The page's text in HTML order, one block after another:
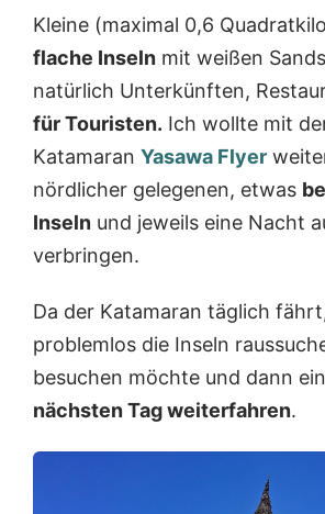
Kleine (maximal 0,6
flache Inseln mit weißen
natürlich Unterkünften,
für Touristen. Ich wollte mit
Katamaran Yasawa Flyer
nördlicher gelegenen, etwas
Inseln und jeweils eine Nacht
verbringen.
Da der Katamaran täglich
problemlos die Inseln
besuchen möchte und dann
nächsten Tag weiterfahren.